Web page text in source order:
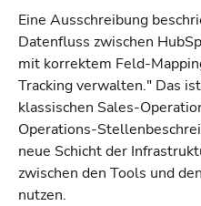
Eine Ausschreibung
Datenfluss zwischen
mit korrektem Feld-
Tracking verwalten." Das
klassischen Sales-
Operations-
neue Schicht der
zwischen den Tools und
nutzen.